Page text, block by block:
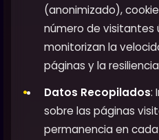
(anonimizado),
número de visitantes
monitorizan la
páginas y la
Datos Recopilados:
sobre las páginas
permanencia en